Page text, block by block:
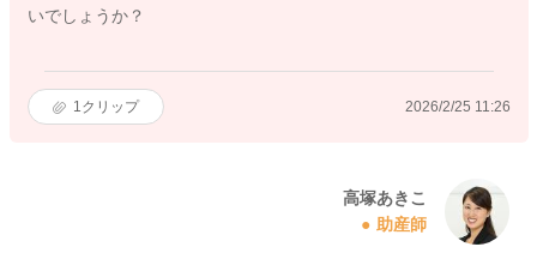
いでしょうか？
1 クリップ 2026/2/25 11:26
高塚あきこ
助産師